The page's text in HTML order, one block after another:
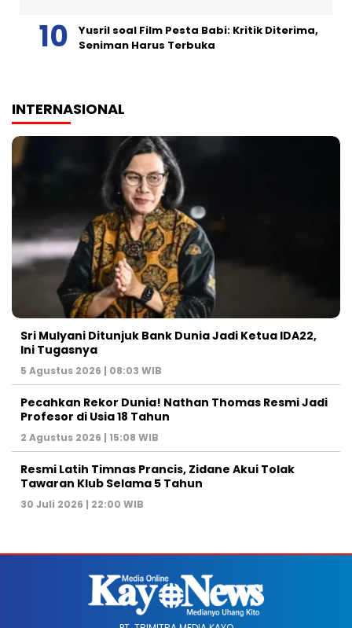
Yusril soal Film Pesta Babi: Kritik Diterima,
Seniman Harus Terbuka
INTERNASIONAL
Sri Mulyani Ditunjuk Bank Dunia Jadi Ketua IDA22,
Ini Tugasnya
5 Agustus 2026 | 08:03 WIB
Pecahkan Rekor Dunia! Nathan Thomas Resmi Jadi
Profesor di Usia 18 Tahun
2 Agustus 2026 | 15:08 WIB
Resmi Latih Timnas Prancis, Zidane Akui Tolak
Tawaran Klub Selama 5 Tahun
30 Juli 2026 | 22:00 WIB